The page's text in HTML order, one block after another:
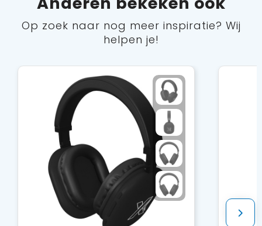
Op zoek naar nog meer inspiratie? Wij
helpen je!